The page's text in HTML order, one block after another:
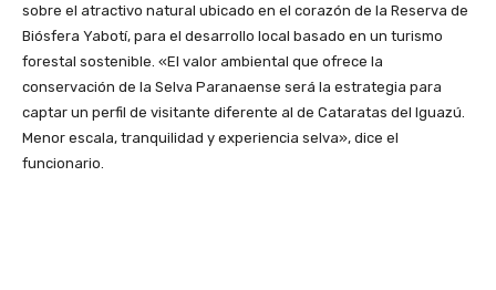
sobre el atractivo natural ubicado en el corazón de la Reserva de
Biósfera Yabotí, para el desarrollo local basado en un turismo
forestal sostenible. «El valor ambiental que ofrece la
conservación de la Selva Paranaense será la estrategia para
captar un perfil de visitante diferente al de Cataratas del Iguazú.
Menor escala, tranquilidad y experiencia selva», dice el
funcionario.